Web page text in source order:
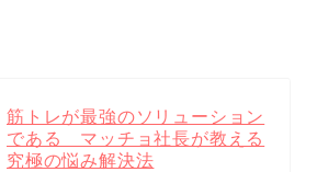
筋トレが最強のソリューション
である マッチョ社長が教える
究極の悩み解決法